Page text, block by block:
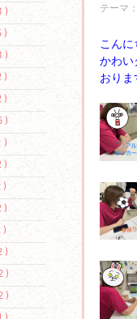
テーマ：
こんに
かわい
おりま
)
)
)
)
)
)
)
)
)
)
)
)
)
)